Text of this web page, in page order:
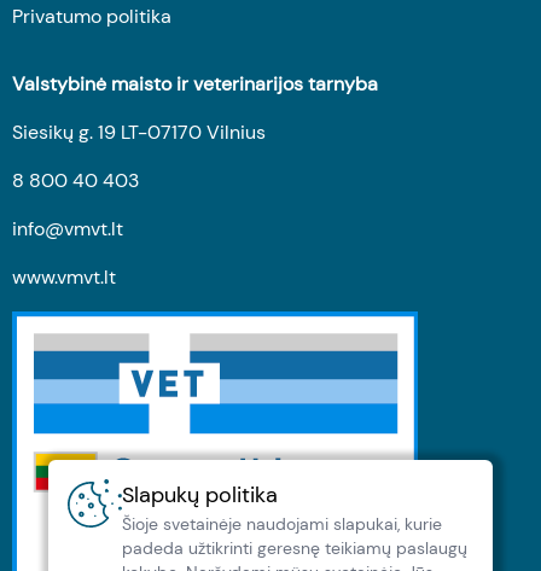
Slapukų politika
Šioje svetainėje naudojami slapukai, kurie
padeda užtikrinti geresnę teikiamų paslaugų
Privatumo politika
Valstybinė maisto ir veterinarijos tarnyba
Siesikų g. 19 LT-07170 Vilnius
8 800 40 403
info@vmvt.lt
www.vmvt.lt